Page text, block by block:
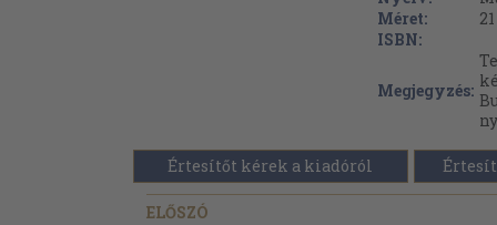
Méret:
ISBN:
Megjegyzés:
Értesítőt kérek a kiadóról
ELŐSZÓ